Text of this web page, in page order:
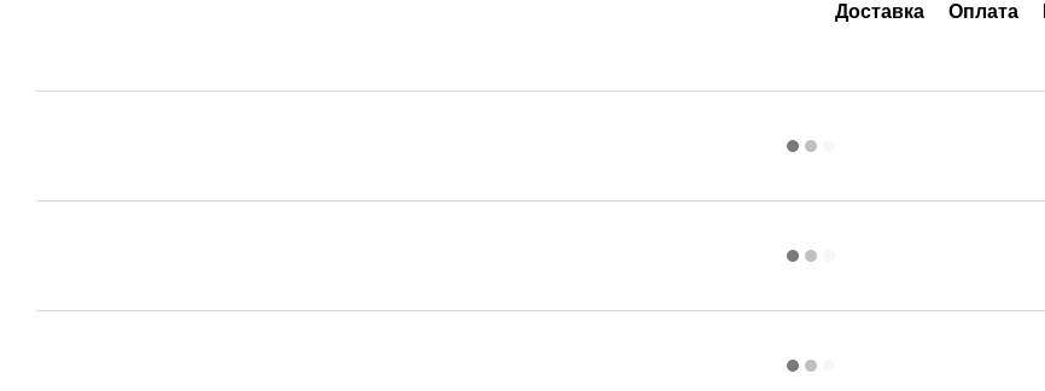
Доставка Оплата